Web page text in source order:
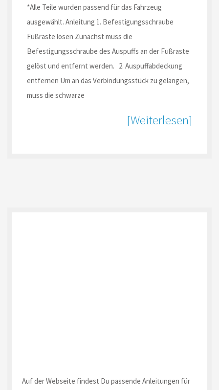
*Alle Teile wurden passend für das Fahrzeug
ausgewählt. Anleitung 1. Befestigungsschraube
Fußraste lösen Zunächst muss die
Befestigungsschraube des Auspuffs an der Fußraste
gelöst und entfernt werden. 2. Auspuffabdeckung
entfernen Um an das Verbindungsstück zu gelangen,
muss die schwarze
[Weiterlesen]
Auf der Webseite findest Du passende Anleitungen für